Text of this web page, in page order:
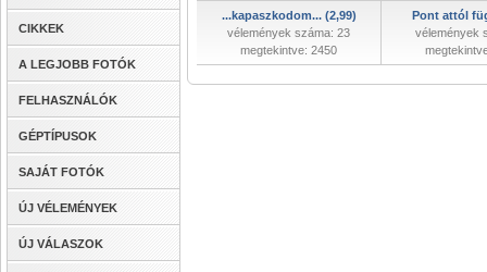
CIKKEK
A LEGJOBB FOTÓK
FELHASZNÁLÓK
GÉPTÍPUSOK
SAJÁT FOTÓK
ÚJ VÉLEMÉNYEK
ÚJ VÁLASZOK
...kapaszkodom... (2,99)
vélemények száma: 23
megtekintve: 2450
Pont attól
vélemények